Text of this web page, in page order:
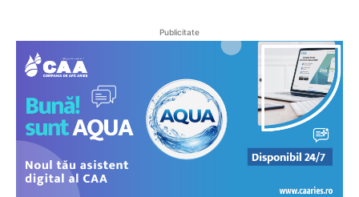
Publicitate